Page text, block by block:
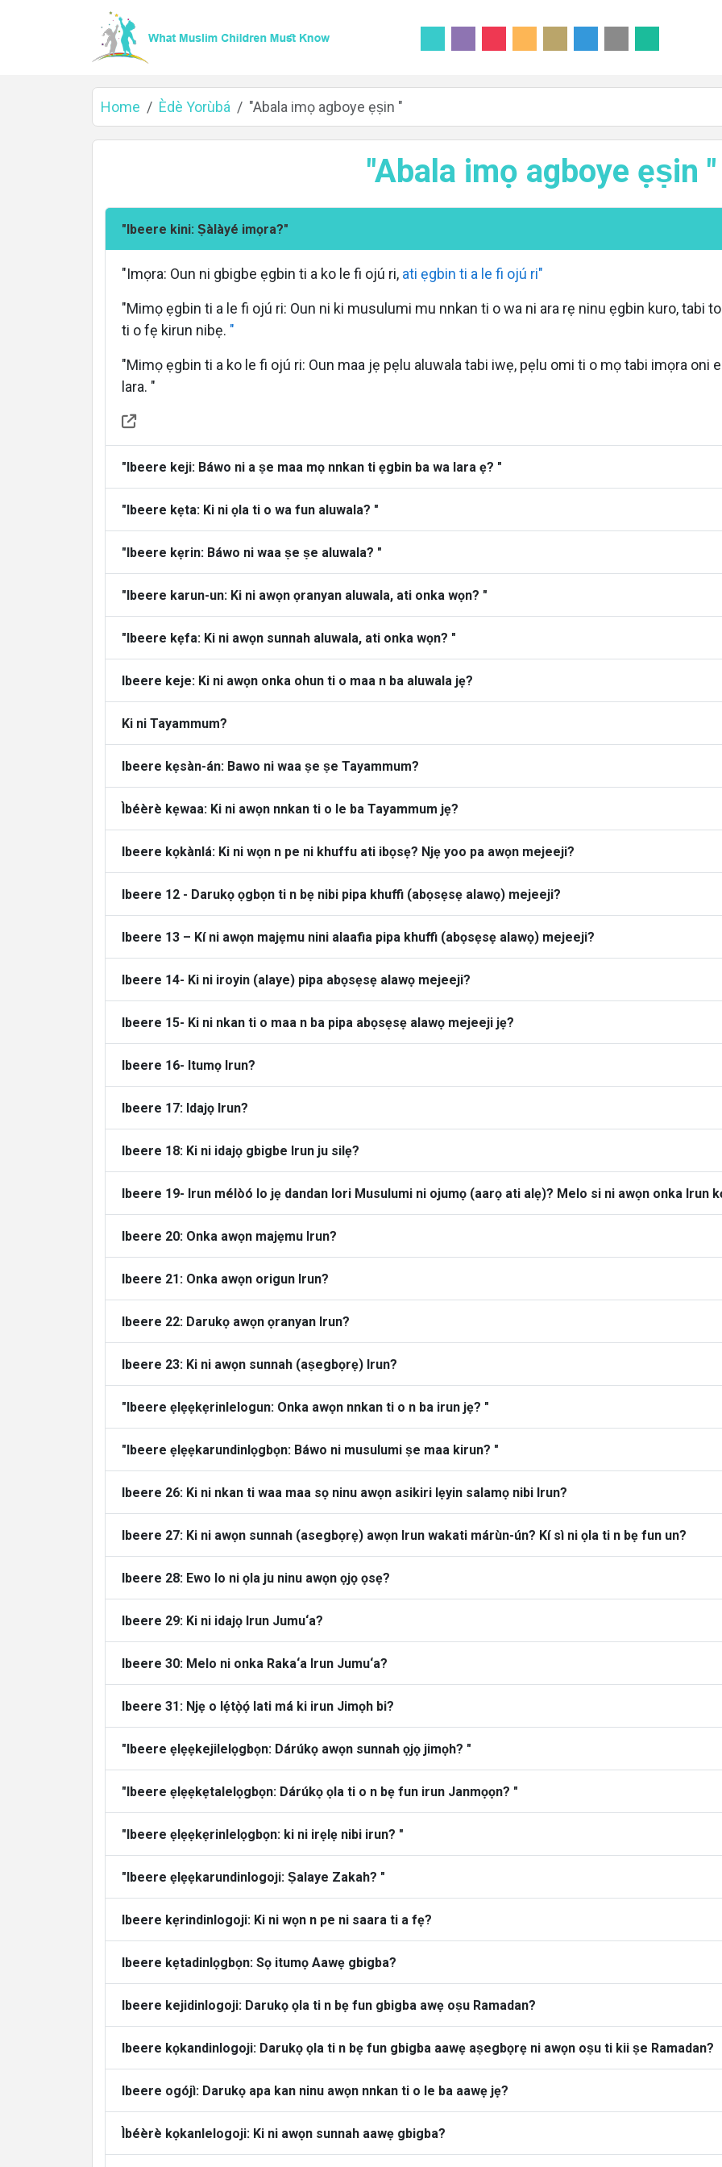
Home Èdè Yorùbá "Abala imọ agboye ẹṣin "
"Abala imọ agboye ẹṣin "
"Ibeere kini: Ṣàlàyé imọra?"
"Imọra: Oun ni gbigbe ẹgbin ti a ko le fi ojú ri, ati ẹgbin ti a le fi ojú ri"
"Mimọ ẹgbin ti a le fi ojú ri: Oun ni ki musulumi mu nnkan ti o wa ni ara rẹ ninu ẹgbin kuro, tabi
ti o fẹ kirun nibẹ. "
"Mimọ ẹgbin ti a ko le fi ojú ri: Oun maa jẹ pẹlu aluwala tabi iwẹ, pẹlu omi ti o mọ tabi imọra oni
lara. "
"Ibeere keji: Báwo ni a ṣe maa mọ nnkan ti ẹgbin ba wa lara ẹ? "
"Ibeere kẹta: Ki ni ọla ti o wa fun aluwala? "
"Ibeere kẹrin: Báwo ni waa ṣe ṣe aluwala? "
"Ibeere karun-un: Ki ni awọn ọranyan aluwala, ati onka wọn? "
"Ibeere kẹfa: Ki ni awọn sunnah aluwala, ati onka wọn? "
Ibeere keje: Ki ni awọn onka ohun ti o maa n ba aluwala jẹ?
Ki ni Tayammum?
Ibeere kẹsàn-án: Bawo ni waa ṣe ṣe Tayammum?
Ìbéèrè kẹwaa: Ki ni awọn nnkan ti o le ba Tayammum jẹ?
Ibeere kọkànlá: Ki ni wọn n pe ni khuffu ati ibọsẹ? Njẹ yoo pa awọn mejeeji?
Ibeere 12 - Darukọ ọgbọn ti n bẹ nibi pipa khuffi (abọsẹsẹ alawọ) mejeeji?
Ibeere 13 – Kí ni awọn majẹmu nini alaafia pipa khuffi (abọsẹsẹ alawọ) mejeeji?
Ibeere 14- Ki ni iroyin (alaye) pipa abọsẹsẹ alawọ mejeeji?
Ibeere 15- Ki ni nkan ti o maa n ba pipa abọsẹsẹ alawọ mejeeji jẹ?
Ibeere 16- Itumọ Irun?
Ibeere 17: Idajọ Irun?
Ibeere 18: Ki ni idajọ gbigbe Irun ju silẹ?
Ibeere 19- Irun mélòó lo jẹ dandan lori Musulumi ni ojumọ (aarọ ati alẹ)? Melo si ni awọn onka Irun
Ibeere 20: Onka awọn majẹmu Irun?
Ibeere 21: Onka awọn origun Irun?
Ibeere 22: Darukọ awọn ọranyan Irun?
Ibeere 23: Ki ni awọn sunnah (aṣegbọrẹ) Irun?
"Ibeere ẹlẹẹkẹrinlelogun: Onka awọn nnkan ti o n ba irun jẹ? "
"Ibeere ẹlẹẹkarundinlọgbọn: Báwo ni musulumi ṣe maa kirun? "
Ibeere 26: Ki ni nkan ti waa maa sọ ninu awọn asikiri lẹyin salamọ nibi Irun?
Ibeere 27: Ki ni awọn sunnah (asegbọrẹ) awọn Irun wakati márùn-ún? Kí sì ni ọla ti n bẹ fun un?
Ibeere 28: Ewo lo ni ọla ju ninu awọn ọjọ ọsẹ?
Ibeere 29: Ki ni idajọ Irun Jumu‘a?
Ibeere 30: Melo ni onka Raka‘a Irun Jumu‘a?
Ibeere 31: Njẹ o lẹ́tọ̀ọ́ lati má ki irun Jimọh bi?
"Ibeere ẹlẹẹkejilelọgbọn: Dárúkọ awọn sunnah ọjọ jimọh? "
"Ibeere ẹlẹẹkẹtalelọgbọn: Dárúkọ ọla ti o n bẹ fun irun Janmọọn? "
"Ibeere ẹlẹẹkẹrinlelọgbọn: ki ni irẹlẹ nibi irun? "
"Ibeere ẹlẹẹkarundinlogoji: Ṣalaye Zakah? "
Ibeere kẹrindinlogoji: Ki ni wọn n pe ni saara ti a fẹ?
Ibeere kẹtadinlọgbọn: Sọ itumọ Aawẹ gbigba?
Ibeere kejidinlogoji: Darukọ ọla ti n bẹ fun gbigba awẹ oṣu Ramadan?
Ibeere kọkandinlogoji: Darukọ ọla ti n bẹ fun gbigba aawẹ aṣegbọrẹ ni awọn oṣu ti kii ṣe Ramadan?
Ibeere ogójì: Darukọ apa kan ninu awọn nnkan ti o le ba aawẹ jẹ?
Ìbéèrè kọkanlelogoji: Ki ni awọn sunnah aawẹ gbigba?